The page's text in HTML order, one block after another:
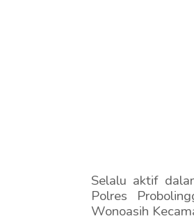
Selalu aktif
Polres
Wonoasih